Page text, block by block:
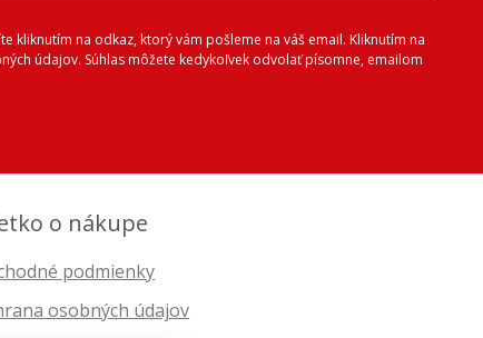
kliknutím na odkaz, ktorý vám pošleme na váš email. Kliknutím na
údajov. Súhlas môžete kedykoľvek odvolať písomne, emailom
o nákupe
podmienky
osobných údajov